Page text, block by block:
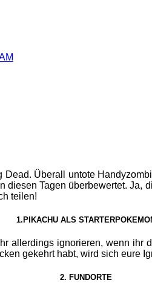
Überall untote
Tagen überbewertet.
teilen!
1.PIKACHU ALS
allerdings ignorieren, wenn
gekehrt habt, wird sich eure
2. FUNDORTE